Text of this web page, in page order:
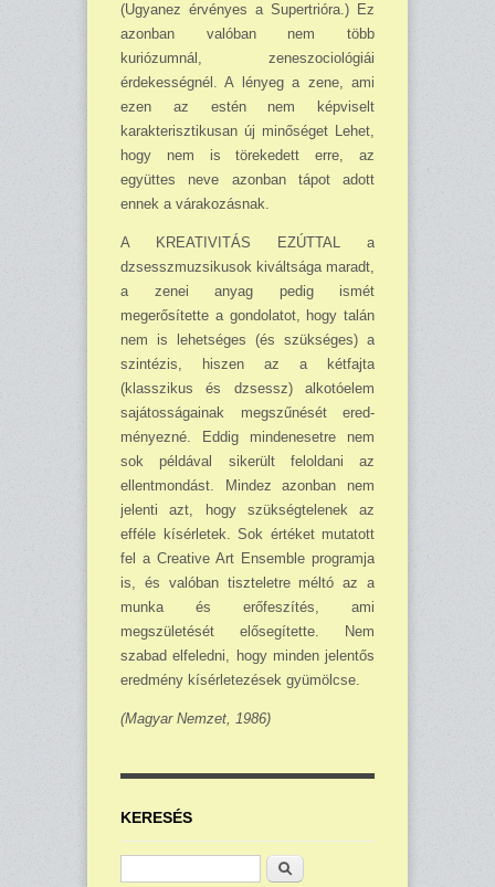
(Ugyanez érvényes a Supertrióra.) Ez
azonban valóban nem több
kuriózumnál, zeneszociológiái
érdekességnél. A lényeg a zene, ami
ezen az estén nem képviselt
karakterisztikusan új minőséget Lehet,
hogy nem is törekedett erre, az
együttes neve azonban tápot adott
ennek a várakozás­nak.
A KREATIVITÁS EZÚTTAL a
dzsesszmuzsikusok kiváltsága ma­radt,
a zenei anyag pedig ismét
megerősítette a gondolatot, hogy talán
nem is lehetséges (és szük­séges) a
szintézis, hiszen az a kétfajta
(klasszikus és dzsessz) alkotóelem
sajátosságainak meg­szűnését ered­
ményezné. Eddig mindenesetre nem
sok példával sikerült feloldani az
ellentmon­dást. Mindez azonban nem
jelenti azt, hogy szükségtelenek az
effé­le kísérletek. Sok értéket muta­tott
fel a Creative Art Ensemble programja
is, és valóban tiszte­letre méltó az a
munka és erő­feszítés, ami
megszületését elő­segítette. Nem
szabad elfeledni, hogy minden jelentős
eredmény kísérle­te­zé­sek gyümölcse.
(Magyar Nemzet, 1986)
KERESÉS
Keresés